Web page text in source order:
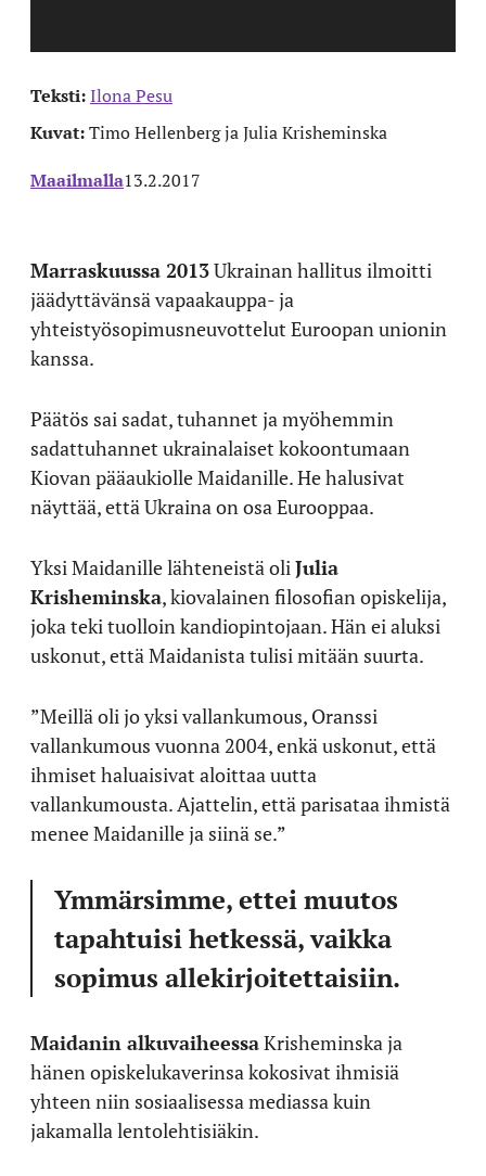
Teksti: Ilona Pesu
Kuvat:Timo Hellenberg ja Julia Krisheminska
Maailmalla13.2.2017
Marraskuussa 2013Ukrainan hallitus ilmoitti
jäädyttävänsä vapaakauppa- ja
yhteistyösopimusneuvottelut Euroopan unionin
kanssa.
Päätös sai sadat, tuhannet ja myöhemmin
sadattuhannet ukrainalaiset kokoontumaan
Kiovan pääaukiolle Maidanille. He halusivat
näyttää, että Ukraina on osa Eurooppaa.
Yksi Maidanille lähteneistä oli Julia
Krisheminska, kiovalainen filosofian opiskelija,
joka teki tuolloin kandiopintojaan. Hän ei aluksi
uskonut, että Maidanista tulisi mitään suurta.
”Meillä oli jo yksi vallankumous, Oranssi
vallankumous vuonna 2004, enkä uskonut, että
ihmiset haluaisivat aloittaa uutta
vallankumousta. Ajattelin, että parisataa ihmistä
menee Maidanille ja siinä se.”
Ymmärsimme, ettei muutos
tapahtuisi hetkessä, vaikka
sopimus allekirjoitettaisiin.
Maidanin alkuvaiheessaKrisheminska ja
hänen opiskelukaverinsa kokosivat ihmisiä
yhteen niin sosiaalisessa mediassa kuin
jakamalla lentolehtisiäkin.